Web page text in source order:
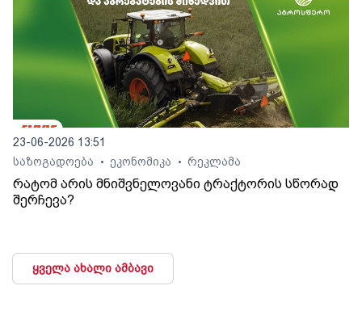
23-06-2026 13:51
საზოგადოება
• ეკონომიკა • რეკლამა
რატომ არის მნიშვნელოვანი ტრაქტორის სწორად
შერჩევა?
ყველა ახალი ამბავი